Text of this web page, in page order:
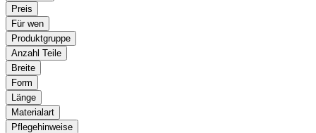
Preis
Für wen
Produktgruppe
Anzahl Teile
Breite
Form
Länge
Materialart
Pflegehinweise